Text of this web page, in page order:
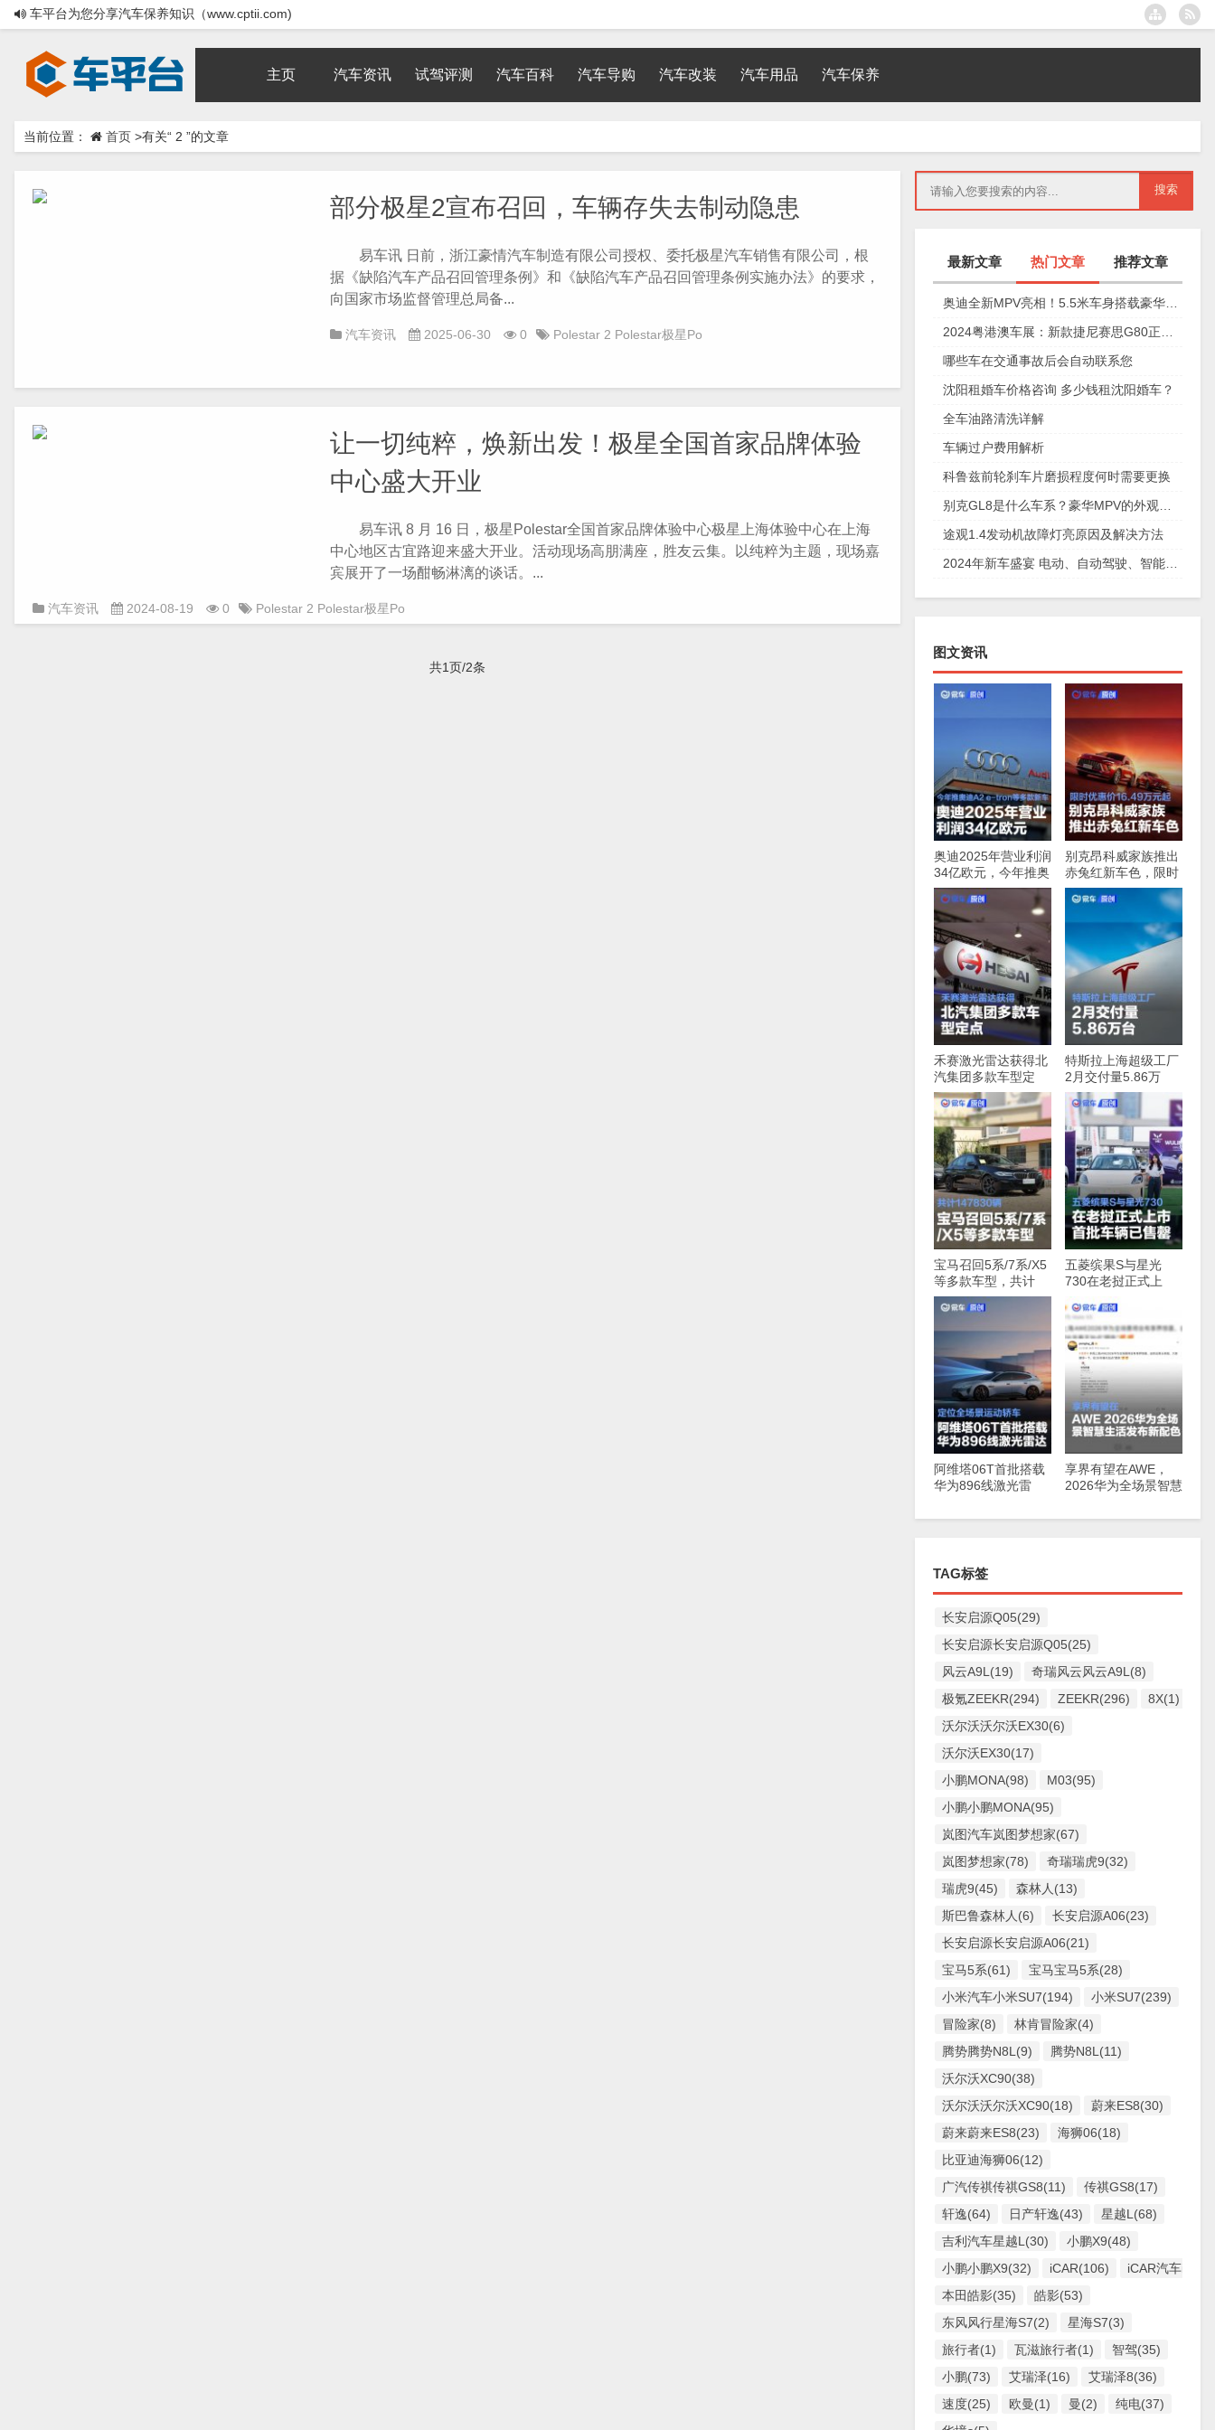
车平台为您分享汽车保养知识（www.cptii.com)
主页 汽车资讯 试驾评测 汽车百科 汽车导购 汽车改装 汽车用品 汽车保养
当前位置： 首页 >有关“ 2 ”的文章
部分极星2宣布召回，车辆存失去制动隐患
易车讯 日前，浙江豪情汽车制造有限公司授权、委托极星汽车销售有限公司，根
据《缺陷汽车产品召回管理条例》和《缺陷汽车产品召回管理条例实施办法》的要求，
向国家市场监督管理总局备...
汽车资讯 2025-06-30 0 Polestar 2 Polestar极星Po
让一切纯粹，焕新出发！极星全国首家品牌体验
中心盛大开业
易车讯 8 月 16 日，极星Polestar全国首家品牌体验中心极星上海体验中心在上海
中心地区古宜路迎来盛大开业。活动现场高朋满座，胜友云集。以纯粹为主题，现场嘉
宾展开了一场酣畅淋漓的谈话。...
汽车资讯 2024-08-19 0 Polestar 2 Polestar极星Po
共1页/2条
最新文章 热门文章 推荐文章
哪些车在交通事故后会自动联系您
沈阳租婚车价格咨询 多少钱租沈阳婚车？
全车油路清洗详解
车辆过户费用解析
科鲁兹前轮刹车片磨损程度何时需要更换
途观1.4发动机故障灯亮原因及解决方法
图文资讯
奥迪2025年营业利润
34亿欧元，今年推奥
迪A2，e-tron等多款
新车
别克昂科威家族推出
赤兔红新车色，限时
优惠价16.49万元起
禾赛激光雷达获得北
汽集团多款车型定
点，最快下半年启动
量产
特斯拉上海超级工厂
2月交付量5.86万
台，同比增长91%
宝马召回5系/7系/X5
等多款车型，共计
147830辆
五菱缤果S与星光
730在老挝正式上
阿维塔06T首批搭载
华为896线激光雷
轿车
享界有望在AWE，
2026华为全场景智慧
TAG标签
长安启源Q05(29)
长安启源长安启源Q05(25)
风云A9L(19)
奇瑞风云风云A9L(8)
极氪ZEEKR(294)
ZEEKR(296)
8X(1)
沃尔沃沃尔沃EX30(6)
沃尔沃EX30(17)
小鹏MONA(98)
M03(95)
小鹏小鹏MONA(95)
岚图汽车岚图梦想家(67)
岚图梦想家(78)
奇瑞瑞虎9(32)
瑞虎9(45)
森林人(13)
斯巴鲁森林人(6)
长安启源A06(23)
长安启源长安启源A06(21)
宝马5系(61)
宝马宝马5系(28)
小米汽车小米SU7(194)
小米SU7(239)
冒险家(8)
林肯冒险家(4)
腾势腾势N8L(9)
腾势N8L(11)
沃尔沃XC90(38)
沃尔沃沃尔沃XC90(18)
蔚来ES8(30)
蔚来蔚来ES8(23)
海狮06(18)
比亚迪海狮06(12)
广汽传祺传祺GS8(11)
传祺GS8(17)
轩逸(64)
日产轩逸(43)
星越L(68)
吉利汽车星越L(30)
小鹏X9(48)
小鹏小鹏X9(32)
iCAR(106)
iCAR汽车
本田皓影(35)
皓影(53)
东风风行星海S7(2)
星海S7(3)
旅行者(1)
瓦滋旅行者(1)
智驾(35)
小鹏(73)
艾瑞泽(16)
艾瑞泽8(36)
速度(25)
欧曼(1) 曼(2)
纯电(37)